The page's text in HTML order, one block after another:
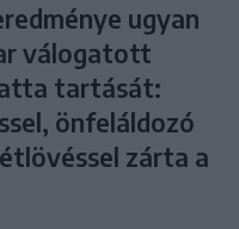
ugyan
válogatott
tartását:
önfeláldozó
zárta a